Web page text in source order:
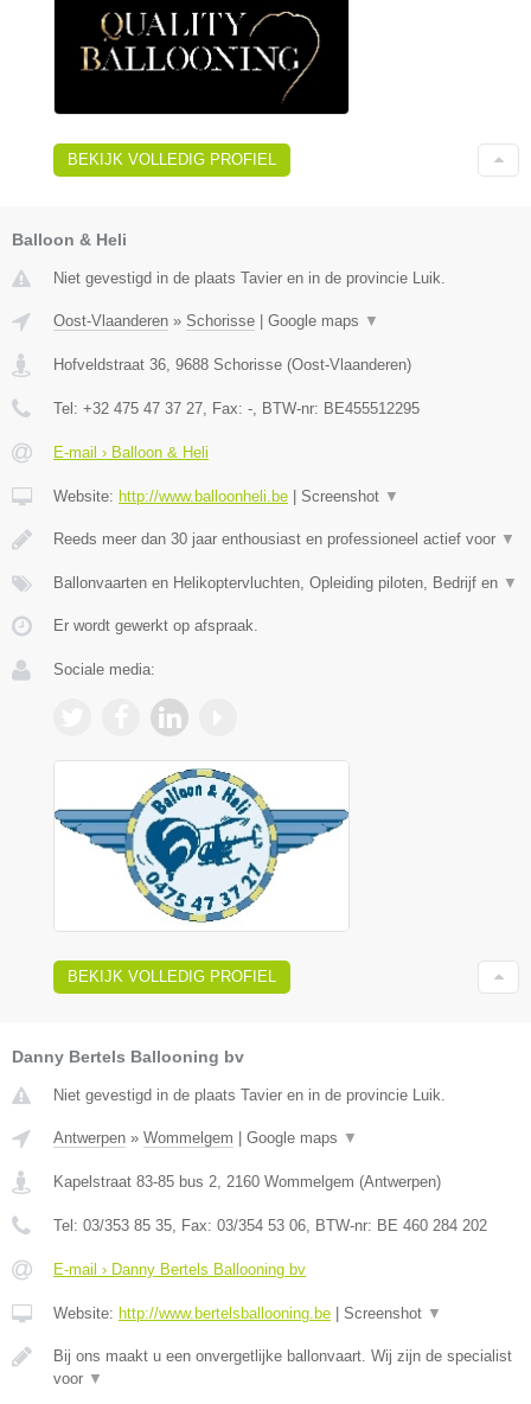
BEKIJK VOLLEDIG PROFIEL
Balloon & Heli
Niet gevestigd in de plaats Tavier en in de provincie Luik.
Oost-Vlaanderen » Schorisse Google maps ▼
Hofveldstraat 36, 9688 Schorisse (Oost-Vlaanderen)
Tel: +32 475 47 37 27, Fax: -, BTW-nr: BE455512295
E-mail › Balloon & Heli
Website: http://www.balloonheli.be Screenshot ▼
Reeds meer dan 30 jaar enthousiast en professioneel actief voor ▼
Ballonvaarten en Helikoptervluchten, Opleiding piloten, Bedrijf en ▼
Er wordt gewerkt op afspraak.
Sociale media:
BEKIJK VOLLEDIG PROFIEL
Danny Bertels Ballooning bv
Niet gevestigd in de plaats Tavier en in de provincie Luik.
Antwerpen » Wommelgem Google maps ▼
Kapelstraat 83-85 bus 2 2160 Wommelgem (Antwerpen)
Tel: 03/353 85 35 , Fax: 03/354 53 06 , BTW-nr: BE 460 284 202
E-mail › Danny Bertels Ballooning bv
Website: http://www.bertelsballooning.be Screenshot ▼
Bij ons maakt u een onvergetlijke ballonvaart. Wij zijn de specialist
voor ▼